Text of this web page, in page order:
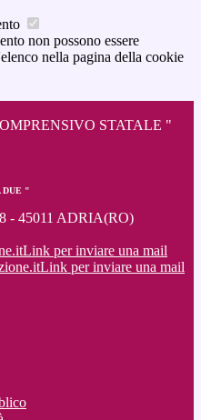
non possono essere
nella pagina della cookie
STATALE "
DUE "
- 45011 ADRIA(RO)
Link per inviare una mail
Link per inviare una mail